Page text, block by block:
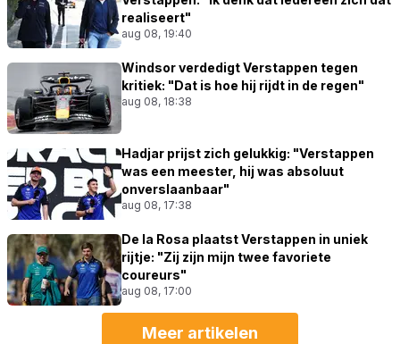
realiseert"
aug 08, 19:40
Windsor verdedigt Verstappen tegen
kritiek: "Dat is hoe hij rijdt in de regen"
aug 08, 18:38
Hadjar prijst zich gelukkig: "Verstappen
was een meester, hij was absoluut
onverslaanbaar"
aug 08, 17:38
De la Rosa plaatst Verstappen in uniek
rijtje: "Zij zijn mijn twee favoriete
coureurs"
aug 08, 17:00
Meer artikelen